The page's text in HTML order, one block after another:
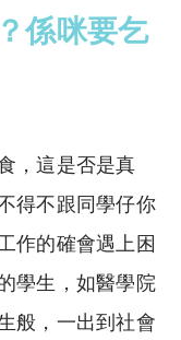
係咪要乞
，這是否是真
得不跟同學仔你
作的確會遇上困
學生，如醫學院
般，一出到社會